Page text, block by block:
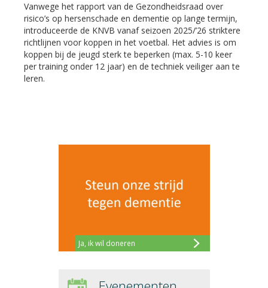
Vanwege het rapport van de Gezondheidsraad over
risico’s op hersenschade en dementie op lange termijn,
introduceerde de KNVB vanaf seizoen 2025/’26 striktere
richtlijnen voor koppen in het voetbal. Het advies is om
koppen bij de jeugd sterk te beperken (max. 5-10 keer
per training onder 12 jaar) en de techniek veiliger aan te
leren.
Ja, ik wil doneren